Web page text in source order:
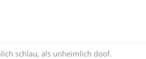
schlau, als unheimlich doof.